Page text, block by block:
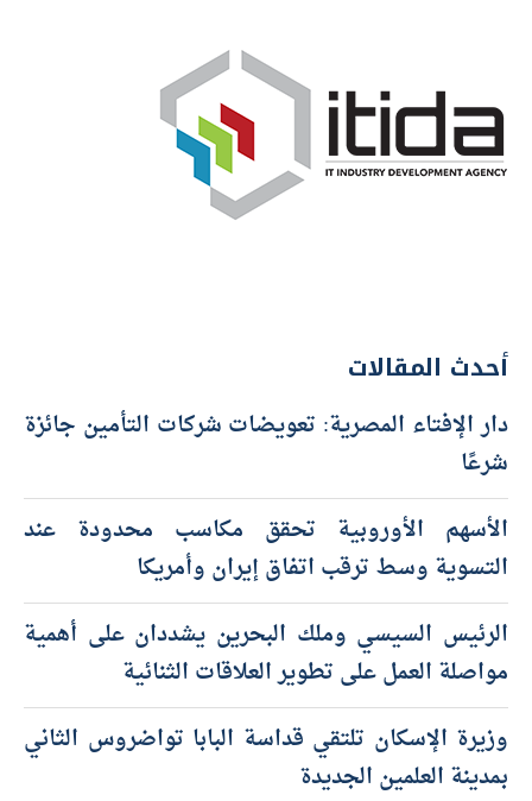
أحدث المقالات
دار الإفتاء المصرية: تعويضات شركات التأمين جائزة
شرعًا
الأسهم الأوروبية تحقق مكاسب محدودة عند
التسوية وسط ترقب اتفاق إيران وأمريكا
الرئيس السيسي وملك البحرين يشددان على أهمية
مواصلة العمل على تطوير العلاقات الثنائية
وزيرة الإسكان تلتقي قداسة البابا تواضروس الثاني
بمدينة العلمين الجديدة